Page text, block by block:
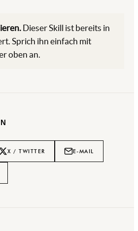
Dieser Skill ist bereits in
Sprich ihn einfach mit
oben an.
X / TWITTER E-MAIL